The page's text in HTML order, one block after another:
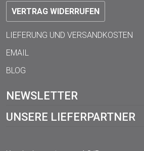
VERTRAG WIDERRUFEN
LIEFERUNG UND VERSANDKOSTEN
EMAIL
BLOG
NEWSLETTER
UNSERE LIEFERPARTNER